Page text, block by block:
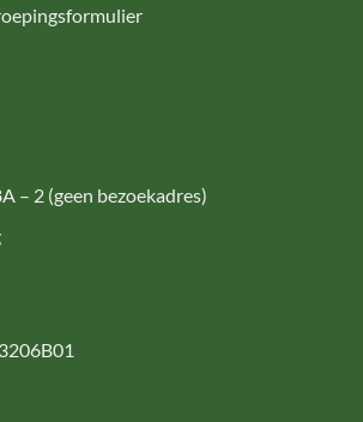
– 2 (geen bezoekadres)